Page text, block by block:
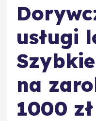
usługi
na
1000 zł